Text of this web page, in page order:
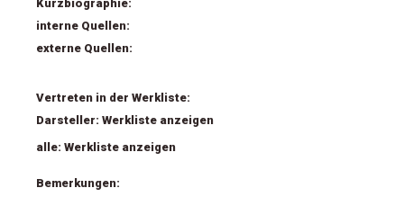
Kurzbiographie:
interne Quellen:
externe Quellen:
Vertreten in der Werkliste:
Darsteller: Werkliste anzeigen
alle: Werkliste anzeigen
Bemerkungen: